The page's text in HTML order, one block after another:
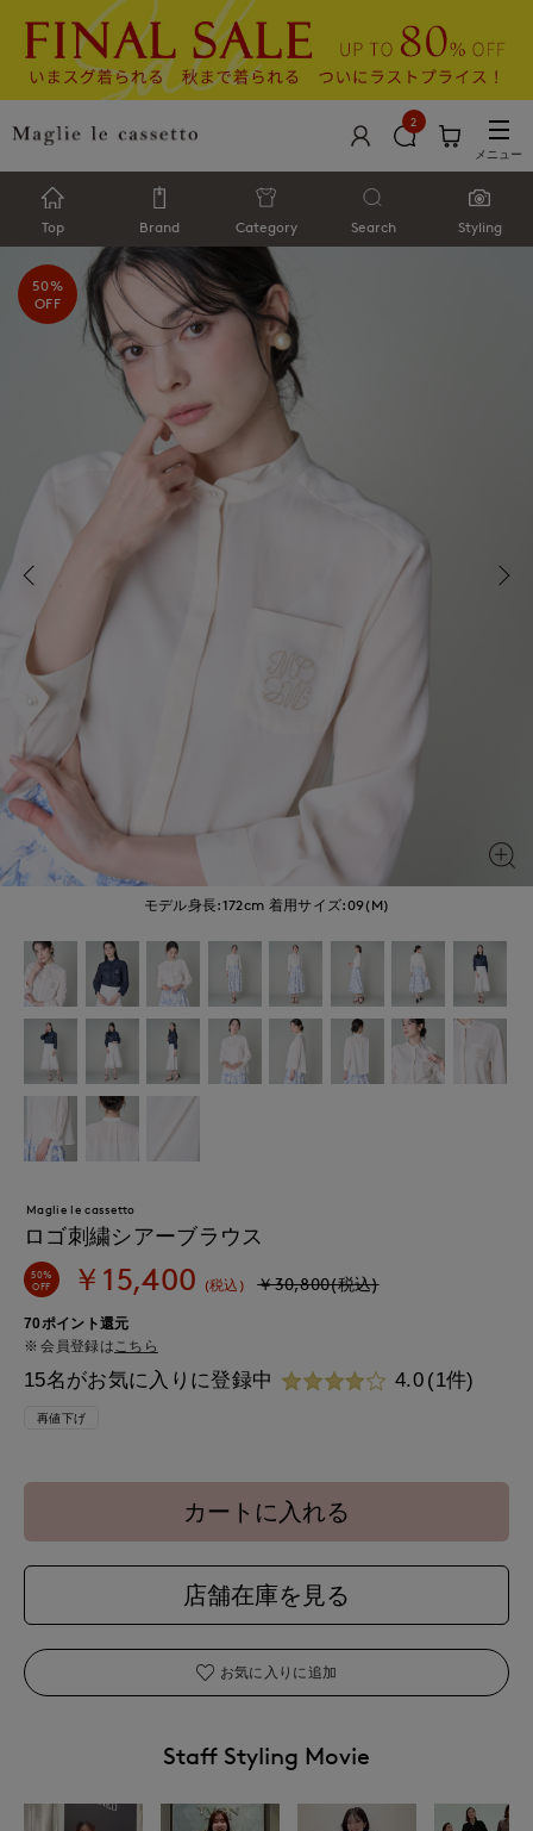
2
メニュー
Top Brand Category Search Styling
モデル身長:172cm 着用サイズ:09(M)
50%
OFF
Maglie le cassetto
ロゴ刺繍シアーブラウス
50%
OFF
￥15,400 (税込) ￥30,800(税込)
70ポイント還元
会員登録は こちら
15名がお気に入りに登録中 4.0 (1件)
再値下げ
カートに入れる
店舗在庫を見る
お気に入りに追加
Staff Styling Movie